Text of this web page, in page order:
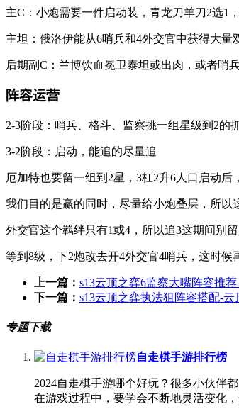
主C：小炮需要一件启动装，青龙刀羊刀2选1
主坦：俄洛伊能从6哨兵和4外交官中获得大
后期副C：兰博饮血冕卫泰坦或出肉，或者哨
阵容运营
2-3阶段：哨兵、格斗、监察挑一组星级到2的
3-2阶段：启动，能追的尽量追
厄加特也要留一组到2星，3杠2升6人口启动后
我们目的是赢的同时，尽量给小炮叠层，所以
外交官这个羁绊只有1或4，所以追3这期间别
等到8级，下2炮改去开4外交官4哨兵，这时候
上一篇： s13云顶之弈6监察大嘴阵容推荐
下一篇： s13云顶之弈执法狙阵容搭配-云
专题下载
自走棋手游排行榜
2024自走棋手游哪个好玩？很多小伙伴
在游戏过程中，要学会不断地灵活变化